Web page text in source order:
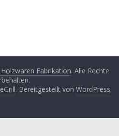
Fabrikation. Alle Rechte
. Bereitgestellt von WordPress.